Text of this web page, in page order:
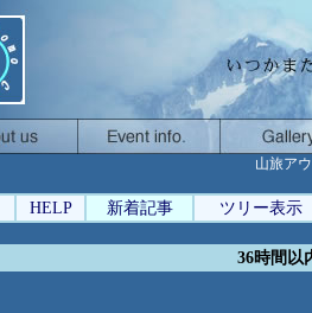
山旅ア
HELP 新着記事 ツリー表示
36時間以